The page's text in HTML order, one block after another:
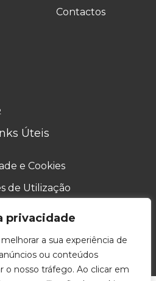
privacidade
a sua experiência de
ou conteúdos
o nosso tráfego. Ao clicar em
Contactos
Úteis
e Cookies
de Utilização